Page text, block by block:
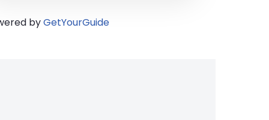
byGetYourGuide